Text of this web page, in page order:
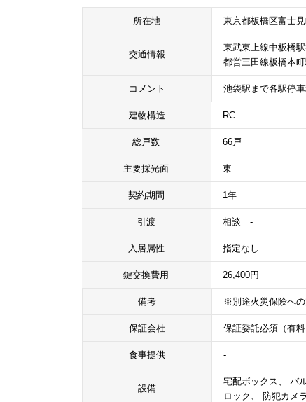
所在地 東京都板橋区富士
交通情報
東武東上線中板橋
都営三田線板橋本
コメント 池袋駅まで各駅停車
建物構造 RC
総戸数 66戸
主要採光面 東
契約期間 1年
引渡 相談 -
入居属性 指定なし
鍵交換費用 26,400円
備考 ※別途火災保険へ
保証会社 保証委託必須（有
食事提供 -
設備
宅配ボックス、 バ
ロック、 防犯カメ